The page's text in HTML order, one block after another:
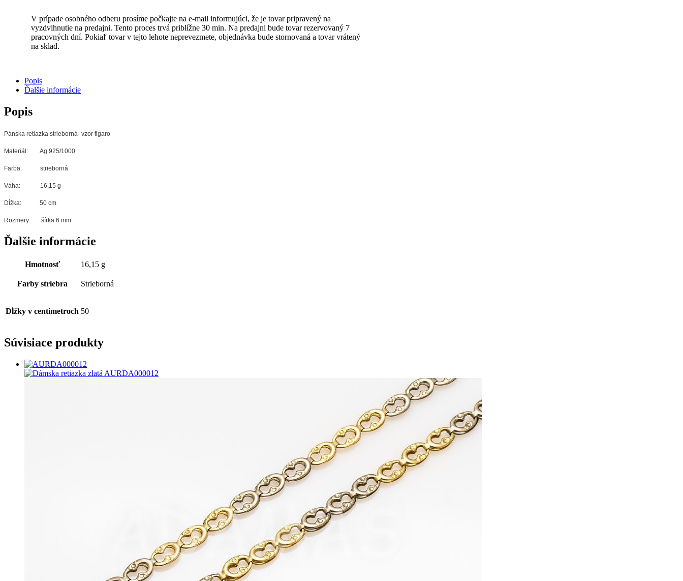
V prípade osobného odberu prosíme počkajte na e-mail informujúci, že je tovar pripravený na
vyzdvihnutie na predajni. Tento proces trvá priblížne 30 min. Na predajni bude tovar rezervovaný 7
pracovných dní. Pokiaľ tovar v tejto lehote neprevezmete, objednávka bude stornovaná a tovar vrátený
na sklad.
Popis
Ďalšie informácie
Popis
Pánska retiazka strieborná- vzor figaro
Materiál: Ag 925/1000
Farba: strieborná
Váha: 16,15 g
Dĺžka: 50 cm
Rozmery: šírka 6 mm
Ďalšie informácie
Hmotnosť 16,15 g
Farby striebra Strieborná
Dĺžky v centimetroch 50
Súvisiace produkty